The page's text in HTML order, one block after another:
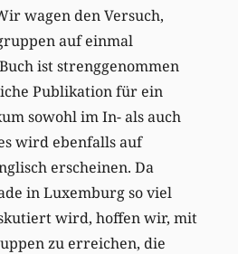
wagen den Versuch,
auf einmal
ist strenggenommen
Publikation für ein
sowohl im In- als auch
wird ebenfalls auf
erscheinen. Da
in Luxemburg so viel
wird, hoffen wir, mit
zu erreichen, die